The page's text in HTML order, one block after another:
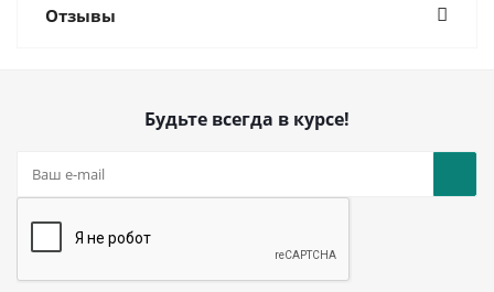
Отзывы
Будьте всегда в курсе!